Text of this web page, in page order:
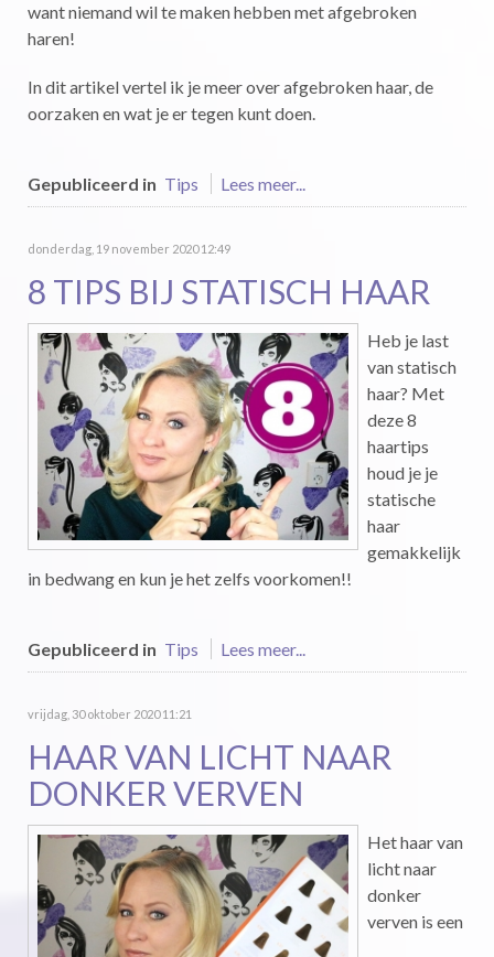
want niemand wil te maken hebben met afgebroken
haren!
In dit artikel vertel ik je meer over afgebroken haar, de
oorzaken en wat je er tegen kunt doen.
Gepubliceerd in Tips Lees meer...
donderdag, 19 november 2020 12:49
8 TIPS BIJ STATISCH HAAR
Heb je last
van statisch
haar? Met
deze 8
haartips
houd je je
statische
haar
gemakkelijk
in bedwang en kun je het zelfs voorkomen!!
Gepubliceerd in Tips Lees meer...
vrijdag, 30 oktober 2020 11:21
HAAR VAN LICHT NAAR
DONKER VERVEN
Het haar van
licht naar
donker
verven is een